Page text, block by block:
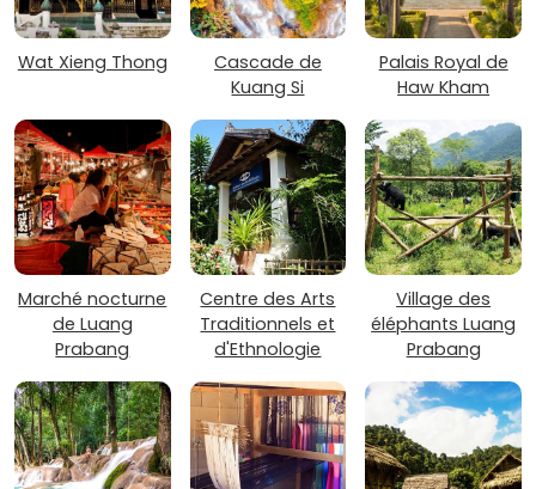
Wat Xieng Thong
Cascade de
Kuang Si
Palais Royal de
Haw Kham
Marché nocturne
de Luang
Prabang
Centre des Arts
Traditionnels et
d'Ethnologie
Village des
éléphants Luang
Prabang